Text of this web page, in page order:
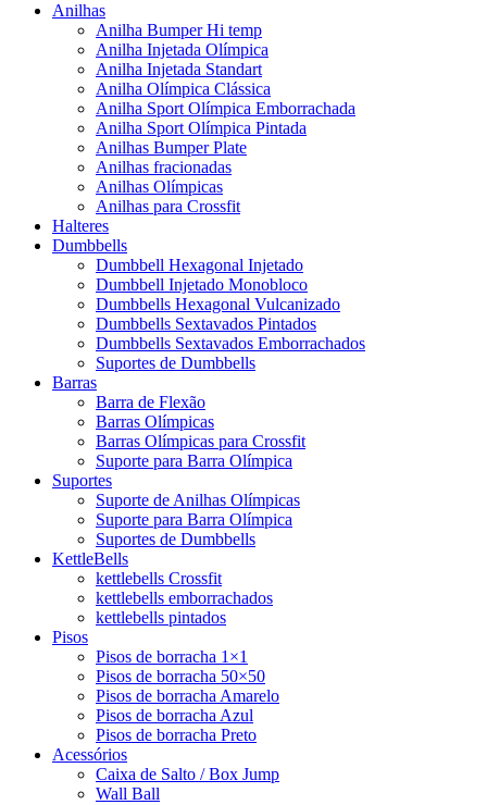
Anilhas
Anilha Bumper Hi temp
Anilha Injetada Olímpica
Anilha Injetada Standart
Anilha Olímpica Clássica
Anilha Sport Olímpica Emborrachada
Anilha Sport Olímpica Pintada
Anilhas Bumper Plate
Anilhas fracionadas
Anilhas Olímpicas
Anilhas para Crossfit
Halteres
Dumbbells
Dumbbell Hexagonal Injetado
Dumbbell Injetado Monobloco
Dumbbells Hexagonal Vulcanizado
Dumbbells Sextavados Pintados
Dumbbells Sextavados Emborrachados
Suportes de Dumbbells
Barras
Barra de Flexão
Barras Olímpicas
Barras Olímpicas para Crossfit
Suporte para Barra Olímpica
Suportes
Suporte de Anilhas Olímpicas
Suporte para Barra Olímpica
Suportes de Dumbbells
KettleBells
kettlebells Crossfit
kettlebells emborrachados
kettlebells pintados
Pisos
Pisos de borracha 1×1
Pisos de borracha 50×50
Pisos de borracha Amarelo
Pisos de borracha Azul
Pisos de borracha Preto
Acessórios
Caixa de Salto / Box Jump
Wall Ball